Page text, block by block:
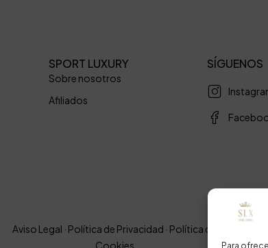
Para
SPORT LUXURY
Sobre nosotros
Afiliados
SÍGUENOS
Aviso Legal · Política de Privacidad · Política de
Cookies